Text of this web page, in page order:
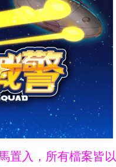
置入，所有檔案皆以